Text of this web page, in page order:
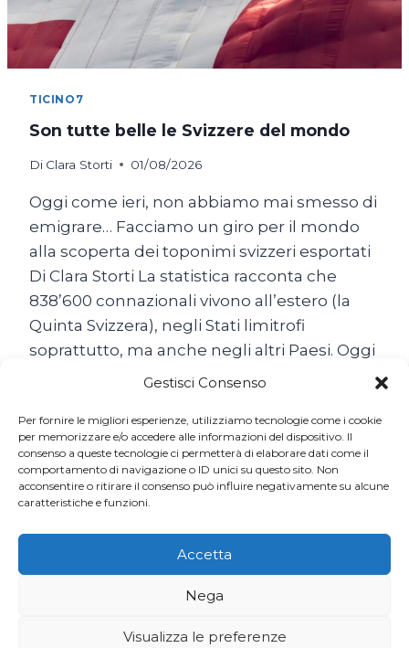
Gestisci Consenso
Per fornire le migliori esperienze, utilizziamo tecnologie come i cookie
per memorizzare e/o accedere alle informazioni del dispositivo. Il
consenso a queste tecnologie ci permetterà di elaborare dati come il
comportamento di navigazione o ID unici su questo sito. Non
acconsentire o ritirare il consenso può influire negativamente su alcune
caratteristiche e funzioni.
Accetta
Nega
Visualizza le preferenze
TICINO7
Son tutte belle le Svizzere del mondo
Di Clara Storti 01/08/2026
Oggi come ieri, non abbiamo mai smesso di
emigrare… Facciamo un giro per il mondo
alla scoperta dei toponimi svizzeri esportati
Di Clara Storti La statistica racconta che
838’600 connazionali vivono all’estero (la
Quinta Svizzera), negli Stati limitrofi
soprattutto, ma anche negli altri Paesi. Oggi
come ieri, non abbiamo mai smesso di
LEGGI TUTTOSON
TUTTE
BELLE
LE
DEL
MONDO
© 2026 Ticino7 | Sviluppato da Codinglab Sagl